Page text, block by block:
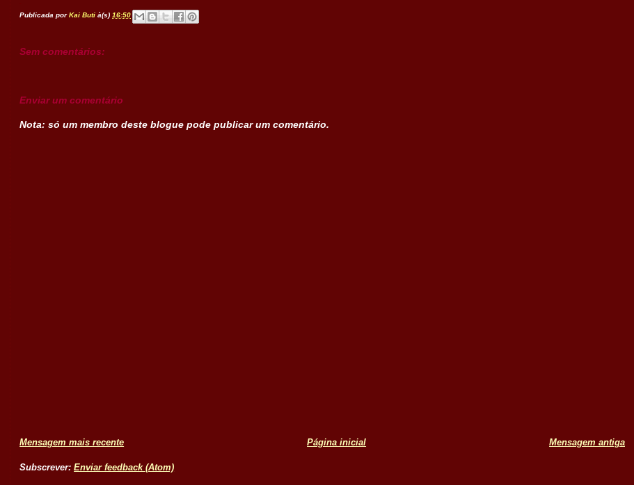
Publicada porKai Buti à(s)16:50
Sem comentários:
Enviar um comentário
Nota: só um membro deste blogue pode publicar um comentário.
Mensagem mais recente Mensagem antiga
Página inicial
Subscrever:Enviar feedback (Atom)